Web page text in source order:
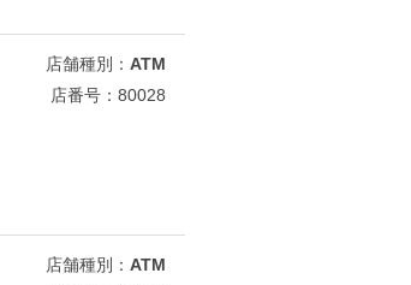
店舗種別： ATM
店番号：80028
店舗種別： ATM